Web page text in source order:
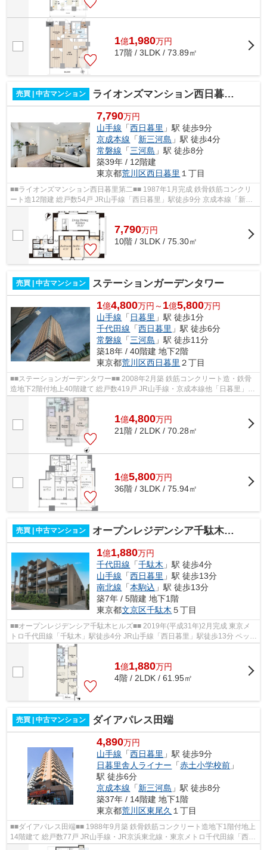
1億1,980万円
17階 / 3LDK / 73.89㎡
売買 | 中古マンション ライオンズマンション西日暮里第二
7,790万円
山手線 「西日暮里 」駅 徒歩9分
京成本線 「新三河島 」駅 徒歩4分
常磐線 「三河島 」駅 徒歩8分
築39年 / 12階建
東京都荒川区西日暮里 １丁目
■■ライオンズマンション西日暮里第二■■ 1987年1月完成 鉄骨鉄筋コンクリ
ート造12階建 総戸数54戸 JR山手線「西日暮里」駅徒歩9分 京成本線「新三
河島」駅徒歩4分 JR常磐線「三河島」...
7,790万円
10階 / 3LDK / 75.30㎡
売買 | 中古マンション ステーションガーデンタワー
1億4,800万円～ 1億5,800万円
山手線 「 日暮里 」駅 徒歩1分
千代田線 「西日暮里 」駅 徒歩6分
常磐線 「三河島 」駅 徒歩11分
築18年 / 40階建 地下2階
東京都荒川区西日暮里 ２丁目
■■ステーションガーデンタワー■■ 2008年2月築 鉄筋コンクリート造・鉄骨
造地下2階付地上40階建て 総戸数419戸 JR山手線・京成本線他「日暮里」駅
徒歩1分 日暮里駅までペデストリア...
1億4,800万円
21階 / 2LDK / 70.28㎡
1億5,800万円
36階 / 3LDK / 75.94㎡
売買 | 中古マンション オープンレジデンシア千駄木ヒルズ
1億1,880万円
千代田線 「千駄木 」駅 徒歩4分
山手線 「西日暮里 」駅 徒歩13分
南北線 「本駒込 」駅 徒歩13分
築7年 / 5階建 地下1階
東京都文京区千駄木 ５丁目
■■オープンレジデンシア千駄木ヒルズ■■ 2019年(平成31年)2月完成 東京メ
トロ千代田線「千駄木」駅徒歩4分 JR山手線「西日暮里」駅徒歩13分 ペット
飼育可(規約による制限有) オート...
1億1,880万円
4階 / 2LDK / 61.95㎡
売買 | 中古マンション ダイアパレス田端
4,890万円
山手線 「西日暮里 」駅 徒歩9分
日暮里舎人ライナー 「赤土小学校前 」
駅 徒歩6分
京成本線 「新三河島 」駅 徒歩8分
築37年 / 14階建 地下1階
東京都荒川区東尾久 １丁目
■■ダイアパレス田端■■ 1988年9月築 鉄骨鉄筋コンクリート造地下1階付地上
14階建て 総戸数77戸 JR山手線・JR京浜東北線・東京メトロ千代田線「西日
暮里」駅徒歩9分 【周辺環境】 荒...